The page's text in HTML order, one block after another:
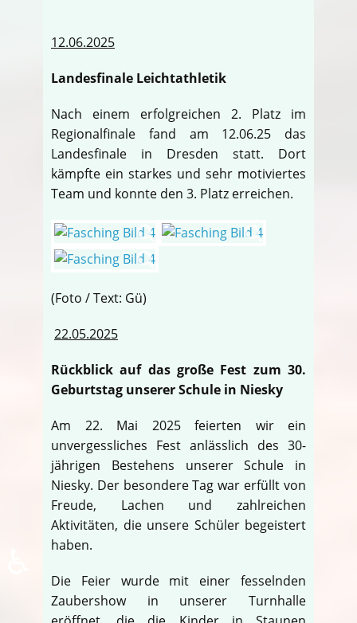
12.06.2025
Landesfinale Leichtathletik
Nach einem erfolgreichen 2. Platz im
Regionalfinale fand am 12.06.25 das
Landesfinale in Dresden statt. Dort
kämpfte ein starkes und sehr motiviertes
Team und konnte den 3. Platz erreichen.
(Foto / Text: Gü)
22.05.2025
Rückblick auf das große Fest zum 30.
Geburtstag unserer Schule in Niesky
Am 22. Mai 2025 feierten wir ein
unvergessliches Fest anlässlich des 30-
jährigen Bestehens unserer Schule in
Niesky. Der besondere Tag war erfüllt von
Freude, Lachen und zahlreichen
Aktivitäten, die unsere Schüler begeistert
haben.
Die Feier wurde mit einer fesselnden
Zaubershow in unserer Turnhalle